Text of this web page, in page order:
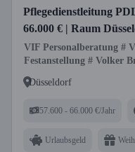
Pflegedienstleitung
66.000 € | Raum
VIF Personalberatung #
Festanstellung # Volker
Düsseldorf
57.600 - 66.000 €/Jahr
Urlaubsgeld